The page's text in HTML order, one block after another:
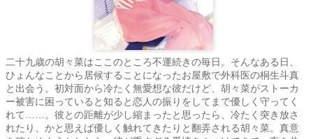
二十九歳の胡々菜はここのところ不運続きの毎日。そんなある日、
ひょんなことから居候することになったお屋敷で外科医の桐生斗真
と出会う。初対面から冷たく無愛想な彼だけど、胡々菜がストーカ
ー被害に困っていると知ると恋人の振りをしてまで優しく守ってく
れて……。彼との距離が少し縮まったと思ったら、冷たく突き放さ
れたり、かと思えば優しく触れてきたりと翻弄される胡々菜。真意